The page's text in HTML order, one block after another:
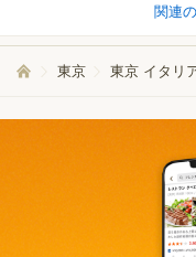
関連
東京 東京 イタリ